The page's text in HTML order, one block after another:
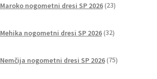
Maroko nogometni dresi SP 2026 23izdelkov
Mehika nogometni dresi SP 2026 32izdelkov
Nemčija nogometni dresi SP 2026 75izdelkov